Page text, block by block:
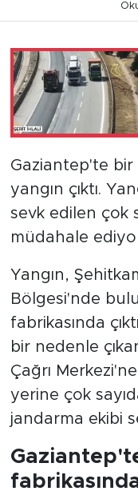
Gaziantep'te bir
yangın çıktı.
sevk edilen çok
müdahale
Yangın,
Bölgesi'nde
fabrikasında
bir nedenle
Çağrı
yerine çok
jandarma ekibi